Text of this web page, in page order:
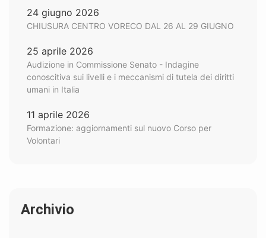
24 giugno 2026
CHIUSURA CENTRO VORECO DAL 26 AL 29 GIUGNO
25 aprile 2026
Audizione in Commissione Senato - Indagine
conoscitiva sui livelli e i meccanismi di tutela dei diritti
umani in Italia
11 aprile 2026
Formazione: aggiornamenti sul nuovo Corso per
Volontari
Archivio